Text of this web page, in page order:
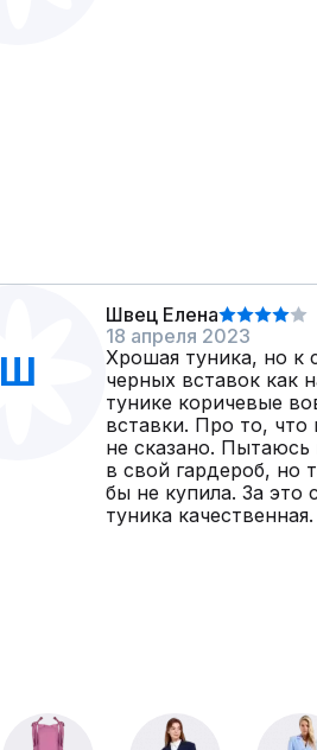
Ш
Швец Елена
18 апреля 2023
Хрошая туника, но к
черных вставок как
тунике коричевые
вставки. Про то, что
не сказано. Пытаюсь
в свой гардероб, но
бы не купила. За это
туника качественная.